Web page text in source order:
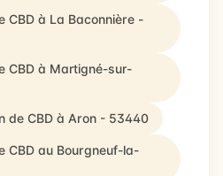
CBD à La Baconnière -
CBD à Martigné-sur-
de CBD à Aron - 53440
CBD au Bourgneuf-la-